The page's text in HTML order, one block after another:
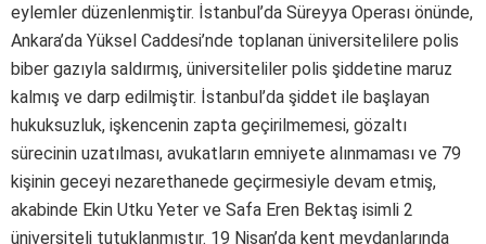
eylemler düzenlenmiştir. İstanbul’da Süreyya Operası önünde,
Ankara’da Yüksel Caddesi’nde toplanan üniversitelilere polis
biber gazıyla saldırmış, üniversiteliler polis şiddetine maruz
kalmış ve darp edilmiştir. İstanbul’da şiddet ile başlayan
hukuksuzluk, işkencenin zapta geçirilmemesi, gözaltı
sürecinin uzatılması, avukatların emniyete alınmaması ve 79
kişinin geceyi nezarethanede geçirmesiyle devam etmiş,
akabinde Ekin Utku Yeter ve Safa Eren Bektaş isimli 2
üniversiteli tutuklanmıştır. 19 Nisan’da kent meydanlarında